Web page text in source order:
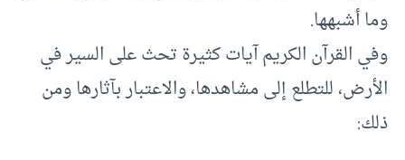
وما أشبهها.
وفي القرآن الكريم آيات كثيرة تحث على السير في
الأرض، للتطلع إلى مشاهدها، والاعتبار بآثارها ومن
ذلك: